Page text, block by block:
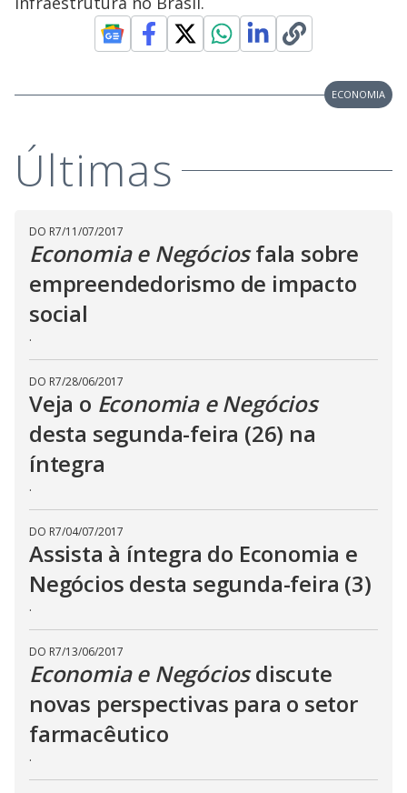
y
V
e
o
ECONOMIA
Últimas
DO R7/11/07/2017
Economia e Negóciosfala sobre
empreendedorismo de impacto
social
.
DO R7/28/06/2017
Veja o Economia e Negócios
desta segunda-feira (26) na
íntegra
.
DO R7/04/07/2017
Assista à íntegra do Economia e
Negócios desta segunda-feira (3)
.
DO R7/13/06/2017
Economia e Negóciosdiscute
novas perspectivas para o setor
farmacêutico
.